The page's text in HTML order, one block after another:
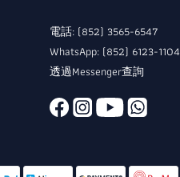
電話: (852) 3565-6547
WhatsApp: (852) 6123-1104
透過Messenger查詢